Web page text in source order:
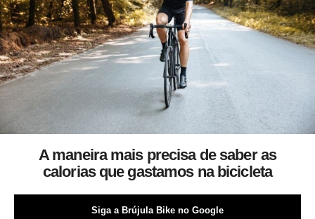
A maneira mais precisa de saber as
calorias que gastamos na bicicleta
Siga a Brújula Bike no Google